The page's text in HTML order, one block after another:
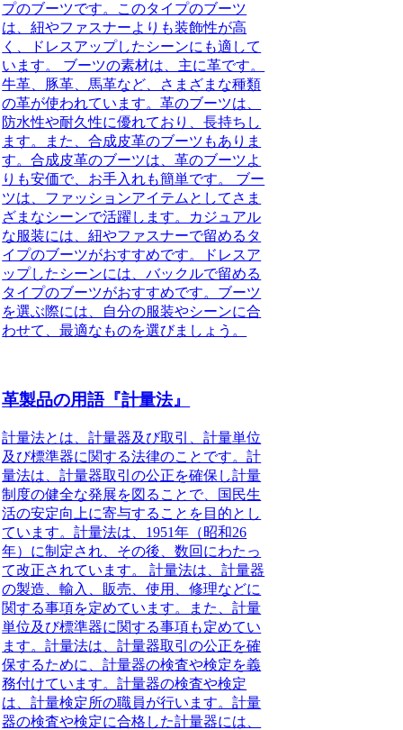
プのブーツです。このタイプのブーツ
は、紐やファスナーよりも装飾性が高
く、ドレスアップしたシーンにも適して
います。 ブーツの素材は、主に革です。
牛革、豚革、馬革など、さまざまな種類
の革が使われています。革のブーツは、
防水性や耐久性に優れており、長持ちし
ます。また、合成皮革のブーツもありま
す。合成皮革のブーツは、革のブーツよ
りも安価で、お手入れも簡単です。 ブー
ツは、ファッションアイテムとしてさま
ざまなシーンで活躍します。カジュアル
な服装には、紐やファスナーで留めるタ
イプのブーツがおすすめです。ドレスア
ップしたシーンには、バックルで留める
タイプのブーツがおすすめです。ブーツ
を選ぶ際には、自分の服装やシーンに合
わせて、最適なものを選びましょう。
革製品の用語『計量法』
計量法とは、計量器及び取引、計量単位
及び標準器に関する法律のことです。計
量法は、計量器取引の公正を確保し計量
制度の健全な発展を図ることで、国民生
活の安定向上に寄与することを目的とし
ています。計量法は、1951年（昭和26
年）に制定され、その後、数回にわたっ
て改正されています。 計量法は、計量器
の製造、輸入、販売、使用、修理などに
関する事項を定めています。また、計量
単位及び標準器に関する事項も定めてい
ます。計量法は、計量器取引の公正を確
保するために、計量器の検査や検定を義
務付けています。計量器の検査や検定
は、計量検定所の職員が行います。計量
器の検査や検定に合格した計量器には、